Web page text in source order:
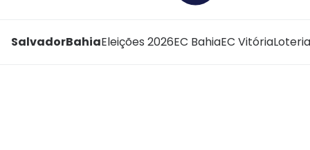
SalvadorBahiaEleições 2026EC BahiaEC Vitória